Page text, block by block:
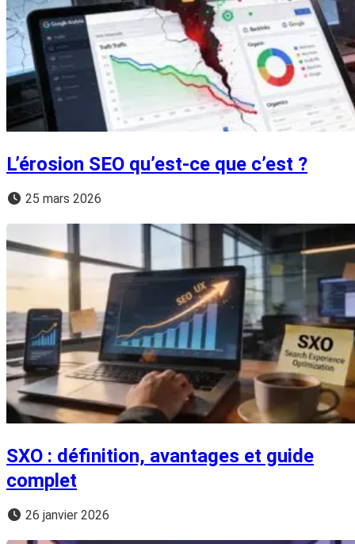
L’érosion SEO qu’est-ce que c’est ?
25 mars 2026
SXO : définition, avantages et guide
complet
26 janvier 2026